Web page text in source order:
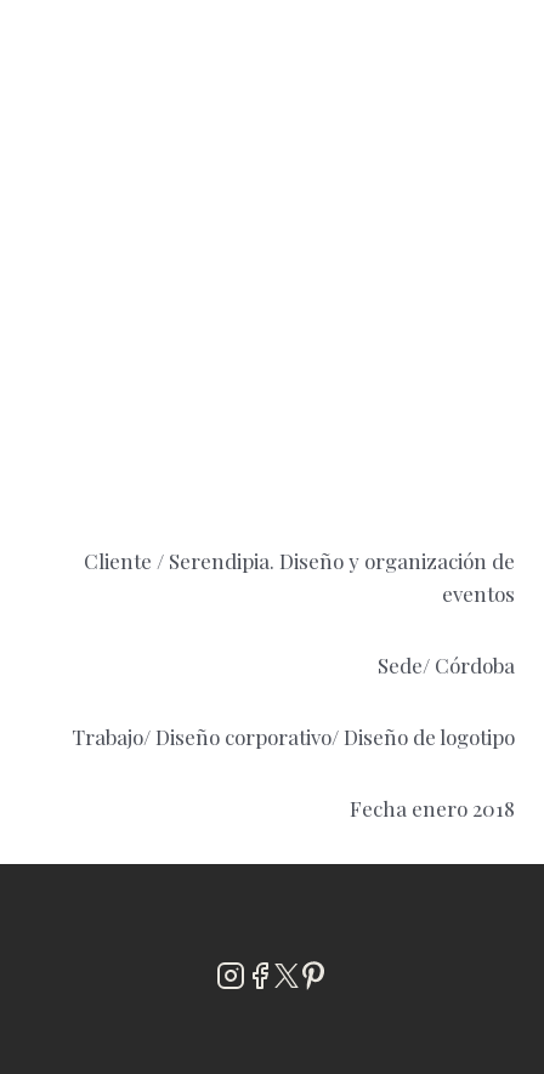
Cliente / Serendipia. Diseño y organización de
eventos
Sede/ Córdoba
Trabajo/ Diseño corporativo/ Diseño de logotipo
Fecha enero 2018